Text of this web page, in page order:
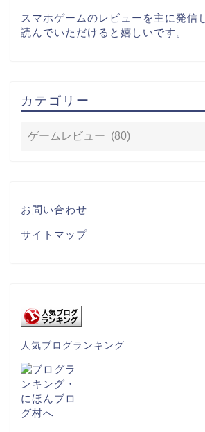
スマホゲームのレビューを主に発信
読んでいただけると嬉しいです。
カテゴリー
お問い合わせ
サイトマップ
人気ブログランキング